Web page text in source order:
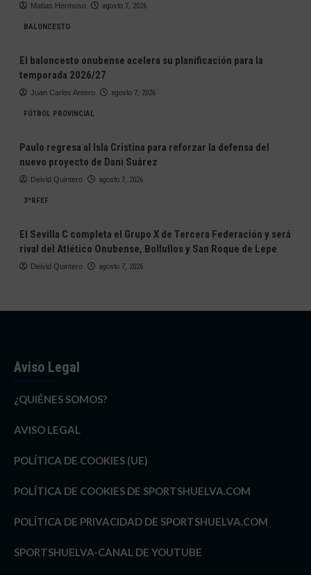
Matias Hermoso agosto 7, 2026
BALONCESTO
El baloncesto onubense acelera su planificación para la
temporada 2026/27
Juan Carlos Antero agosto 7, 2026
FÚTBOL PROVINCIAL
Paulo regresa al Isla Cristina para reforzar la defensa del
nuevo proyecto de Dani Suárez
Deivid Quintero agosto 7, 2026
3ªRFEF
El Sevilla C completa el Grupo X de Tercera Federación y será
rival del Atlético Onubense, Bollullos y San Roque de Lepe
Deivid Quintero agosto 7, 2026
Aviso Legal
¿QUIÉNES SOMOS?
AVISO LEGAL
POLÍTICA DE COOKIES (UE)
POLÍTICA DE COOKIES DE SPORTSHUELVA.COM
POLÍTICA DE PRIVACIDAD DE SPORTSHUELVA.COM
SPORTSHUELVA-CANAL DE YOUTUBE